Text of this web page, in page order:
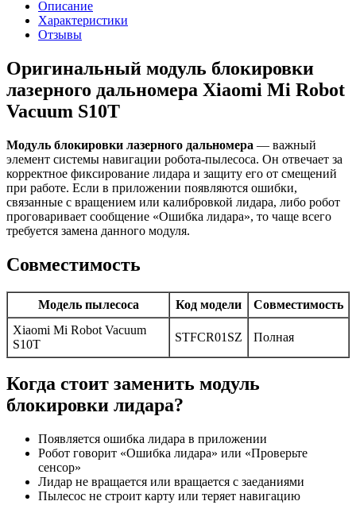
Описание
Характеристики
Отзывы
Оригинальный модуль блокировки
лазерного дальномера Xiaomi Mi Robot
Vacuum S10T
Модуль блокировки лазерного дальномера — важный
элемент системы навигации робота-пылесоса. Он отвечает за
корректное фиксирование лидара и защиту его от смещений
при работе. Если в приложении появляются ошибки,
связанные с вращением или калибровкой лидара, либо робот
проговаривает сообщение «Ошибка лидара», то чаще всего
требуется замена данного модуля.
Совместимость
Модель пылесоса Код модели
Совместимость
Xiaomi Mi Robot Vacuum
S10T
STFCR01SZ Полная
Когда стоит заменить модуль
блокировки лидара?
Появляется ошибка лидара в приложении
Робот говорит «Ошибка лидара» или «Проверьте
сенсор»
Лидар не вращается или вращается с заеданиями
Пылесос не строит карту или теряет навигацию